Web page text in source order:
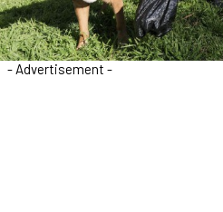
- Advertisement -